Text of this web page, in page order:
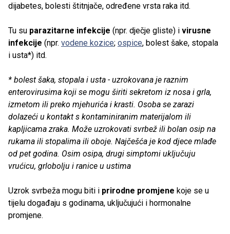
dijabetes, bolesti štitnjače, određene vrsta raka itd.
Tu su parazitarne infekcije (npr. dječje gliste) i virusne
infekcije (npr. vodene kozice; ospice, bolest šake, stopala
i usta*) itd.
* bolest šaka, stopala i usta - uzrokovana je raznim
enterovirusima koji se mogu širiti sekretom iz nosa i grla,
izmetom ili preko mjehurića i krasti. Osoba se zarazi
dolazeći u kontakt s kontaminiranim materijalom ili
kapljicama zraka. Može uzrokovati svrbež ili bolan osip na
rukama ili stopalima ili oboje. Najčešća je kod djece mlađe
od pet godina. Osim osipa, drugi simptomi uključuju
vrućicu, grlobolju i ranice u ustima
Uzrok svrbeža mogu biti i ​​ prirodne promjene koje se u
tijelu događaju s godinama, uključujući i hormonalne
promjene.